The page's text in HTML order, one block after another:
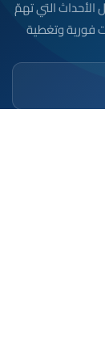
لكل الأحداث التي تهمّ
فورية وتغطية